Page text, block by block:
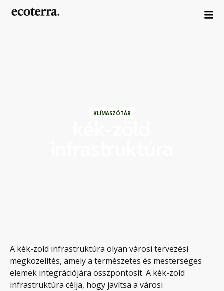
KLÍMASZÓTÁR
A kék-zöld infrastruktúra olyan városi tervezési
megközelítés, amely a természetes és mesterséges
elemek integrációjára összpontosít. A kék-zöld
infrastruktúra célja, hogy javítsa a városi